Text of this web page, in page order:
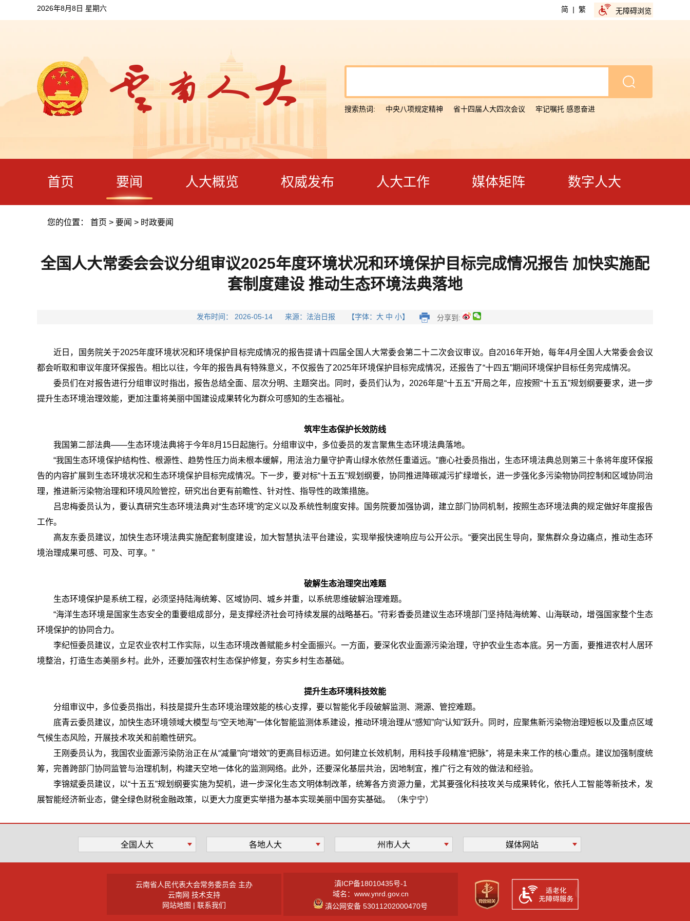
2026年8月8日 星期六 简 | 繁 无障碍浏览
搜索热词: 中央八项规定精神 省十四届人大四次会议 牢记嘱托 感恩奋进
首页 要闻 人大概览 权威发布 人大工作 媒体矩阵 数字人大
您的位置： 首页 > 要闻 > 时政要闻
全国人大常委会会议分组审议2025年度环境状况和环境保护目标完成情况报告 加快实施配
套制度建设 推动生态环境法典落地
发布时间： 2026-05-14 来源：法治日报 【字体：大 中 小】 分享到:
近日，国务院关于2025年度环境状况和环境保护目标完成情况的报告提请十四届全国人大常委会第二十二次会议审议。自2016年开始，每年4月全国人大常委会会议
都会听取和审议年度环保报告。相比以往，今年的报告具有特殊意义，不仅报告了2025年环境保护目标完成情况，还报告了“十四五”期间环境保护目标任务完成情况。
委员们在对报告进行分组审议时指出，报告总结全面、层次分明、主题突出。同时，委员们认为，2026年是“十五五”开局之年，应按照“十五五”规划纲要要求，进一步
提升生态环境治理效能，更加注重将美丽中国建设成果转化为群众可感知的生态福祉。
筑牢生态保护长效防线
我国第二部法典——生态环境法典将于今年8月15日起施行。分组审议中，多位委员的发言聚焦生态环境法典落地。
“我国生态环境保护结构性、根源性、趋势性压力尚未根本缓解，用法治力量守护青山绿水依然任重道远。”鹿心社委员指出，生态环境法典总则第三十条将年度环保报
告的内容扩展到生态环境状况和生态环境保护目标完成情况。下一步，要对标“十五五”规划纲要，协同推进降碳减污扩绿增长，进一步强化多污染物协同控制和区域协同治
理，推进新污染物治理和环境风险管控，研究出台更有前瞻性、针对性、指导性的政策措施。
吕忠梅委员认为，要认真研究生态环境法典对“生态环境”的定义以及系统性制度安排。国务院要加强协调，建立部门协同机制，按照生态环境法典的规定做好年度报告
工作。
高友东委员建议，加快生态环境法典实施配套制度建设，加大智慧执法平台建设，实现举报快速响应与公开公示。“要突出民生导向，聚焦群众身边痛点，推动生态环
境治理成果可感、可及、可享。”
破解生态治理突出难题
生态环境保护是系统工程，必须坚持陆海统筹、区域协同、城乡并重，以系统思维破解治理难题。
“海洋生态环境是国家生态安全的重要组成部分，是支撑经济社会可持续发展的战略基石。”苻彩香委员建议生态环境部门坚持陆海统筹、山海联动，增强国家整个生态
环境保护的协同合力。
李纪恒委员建议，立足农业农村工作实际，以生态环境改善赋能乡村全面振兴。一方面，要深化农业面源污染治理，守护农业生态本底。另一方面，要推进农村人居环
境整治，打造生态美丽乡村。此外，还要加强农村生态保护修复，夯实乡村生态基础。
提升生态环境科技效能
分组审议中，多位委员指出，科技是提升生态环境治理效能的核心支撑，要以智能化手段破解监测、溯源、管控难题。
底青云委员建议，加快生态环境领域大模型与“空天地海”一体化智能监测体系建设，推动环境治理从“感知”向“认知”跃升。同时，应聚焦新污染物治理短板以及重点区域
气候生态风险，开展技术攻关和前瞻性研究。
王刚委员认为，我国农业面源污染防治正在从“减量”向“增效”的更高目标迈进。如何建立长效机制，用科技手段精准“把脉”，将是未来工作的核心重点。建议加强制度统
筹，完善跨部门协同监管与治理机制，构建天空地一体化的监测网络。此外，还要深化基层共治，因地制宜，推广行之有效的做法和经验。
李锦斌委员建议，以“十五五”规划纲要实施为契机，进一步深化生态文明体制改革，统筹各方资源力量，尤其要强化科技攻关与成果转化，依托人工智能等新技术，发
展智能经济新业态，健全绿色财税金融政策，以更大力度更实举措为基本实现美丽中国夯实基础。 （朱宁宁）
全国人大 各地人大 州市人大 媒体网站
云南省人民代表大会常务委员会 主办
云南网 技术支持
网站地图 | 联系我们
滇ICP备18010435号-1
域名：www.ynrd.gov.cn
滇公网安备 53011202000470号